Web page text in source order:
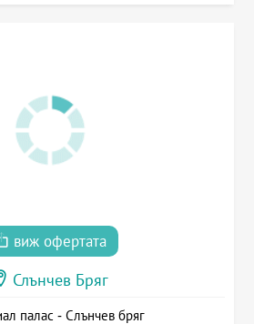
виж офертата
Слънчев Бряг
палас - Слънчев бряг